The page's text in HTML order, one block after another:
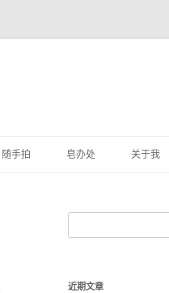
随手拍 皂办处 关于我
索
近期文章